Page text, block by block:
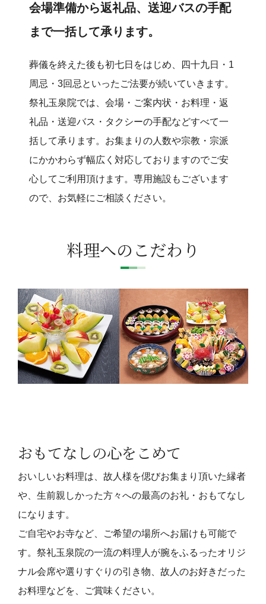
会場準備から返礼品、送迎バスの手配
まで一括して承ります。
葬儀を終えた後も初七日をはじめ、四十九日・1
周忌・3回忌といったご法要が続いていきます。
祭礼玉泉院では、会場・ご案内状・お料理・返
礼品・送迎バス・タクシーの手配などすべて一
括して承ります。お集まりの人数や宗教・宗派
にかかわらず幅広く対応しておりますのでご安
心してご利用頂けます。専用施設もございます
ので、お気軽にご相談ください。
料理へのこだわり
おもてなしの心をこめて
おいしいお料理は、故人様を偲びお集まり頂いた縁者
や、生前親しかった方々への最高のお礼・おもてなし
になります。
ご自宅やお寺など、ご希望の場所へお届けも可能で
す。祭礼玉泉院の一流の料理人が腕をふるったオリジ
ナル会席や選りすぐりの引き物、故人のお好きだった
お料理などを、ご賞味ください。